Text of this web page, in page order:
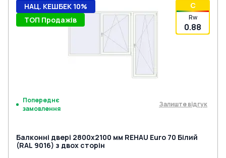
C
Rw
0.88
НАЦ. КЕШБЕК 10%
ТОП Продажів
Попереднє
замовлення
Залиште відгук
Балконні двері 2800x2100 мм REHAU Euro 70 Білий
(RAL 9016) з двох сторін